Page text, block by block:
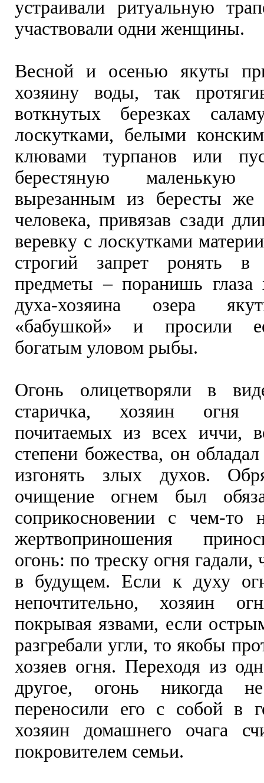
устраивали ритуальную
участвовали одни женщины.
Весной и осенью якуты
хозяину воды, так
воткнутых березках
лоскутками, белыми
клювами турпанов или
берестяную
вырезанным из бересты же
человека, привязав сзади
веревку с лоскутками
строгий запрет ронять
предметы – поранишь глаза
духа-хозяина озера
«бабушкой» и просили
богатым уловом рыбы.
Огонь олицетворяли в
старичка, хозяин
почитаемых из всех иччи,
степени божества, он
изгонять злых духов.
очищение огнем был
соприкосновении с чем-то
жертвоприношения
огонь: по треску огня гадали,
в будущем. Если к духу
непочтительно, хозяин
покрывая язвами, если
разгребали угли, то якобы
хозяев огня. Переходя из
другое, огонь никогда
переносили его с собой в
хозяин домашнего очага
покровителем семьи.